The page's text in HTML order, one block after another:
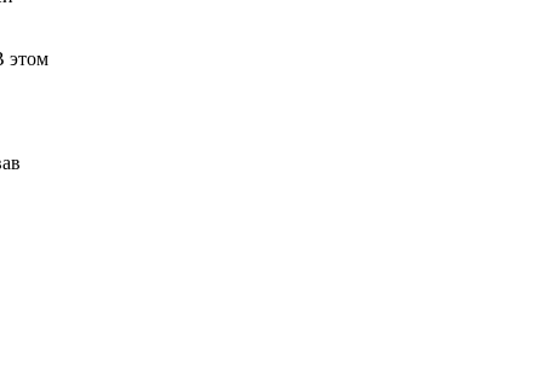
этом